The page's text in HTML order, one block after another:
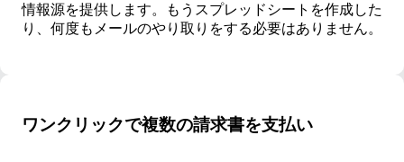
情報源を提供します。もうスプレッドシートを作成した
り、何度もメールのやり取りをする必要はありません。
ワンクリックで複数の請求書を支払い